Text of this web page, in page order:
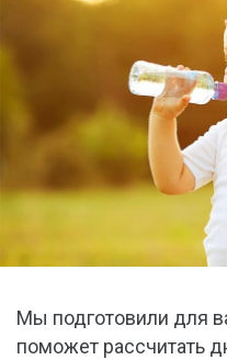
Мы подготовили для
поможет рассчитать